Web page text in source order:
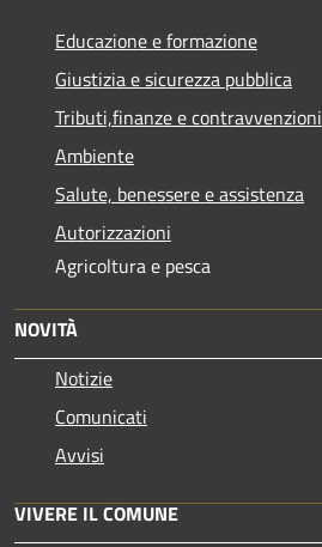
Educazione e formazione
Giustizia e sicurezza pubblica
Tributi,finanze e contravvenzioni
Ambiente
Salute, benessere e assistenza
Autorizzazioni
Agricoltura e pesca
NOVITÀ
Notizie
Comunicati
Avvisi
VIVERE IL COMUNE